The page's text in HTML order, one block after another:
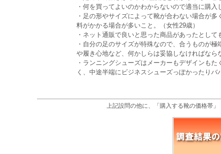
・何を買ってよいのかわからないので適当に購
・足の形やサイズによって靴が合わない場合が
料がかかる場合が多いこと。（女性29歳）
・ネット通販で良いと思った商品があったとし
・自分の足のサイズが特殊なので、合うものが
や履き心地など、何かしらは妥協しなければなら
・ランニングシューズはメーカーもデザインも
く、中途半端にビジネスシューズっぽかったり
上記設問の他に、「購入する靴の価格帯